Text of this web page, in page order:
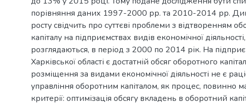
порівняння даних 1997-2000 рр. та 2010-2014 рр.
росту свідчить про суттєві проблеми з відтворенням
капіталу на підприємствах видів економічної
розглядаються, в період з 2000 по 2014 рік. На
Харківської області є достатній обсяг оборотного
розміщення за видами економічної діяльності не є
управління оборотним капіталом, як процес, повинно
критерії: оптимізація обсягу вкладень в оборотний